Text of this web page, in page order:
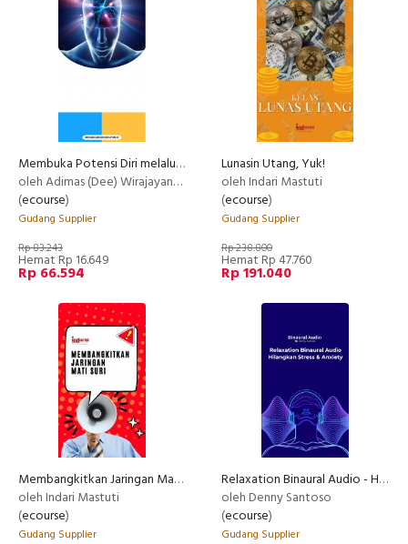
Membuka Potensi Diri melalui Kelenjar Pineal
oleh Adimas (Dee) Wirajayanagara (Lesmana)
(ecourse)
Gudang Supplier
Rp 83.243
Hemat Rp 16.649
Rp 66.594
Lunasin Utang, Yuk!
oleh Indari Mastuti
(ecourse)
Gudang Supplier
Rp 238.800
Hemat Rp 47.760
Rp 191.040
Membangkitkan Jaringan Mati Suri
oleh Indari Mastuti
(ecourse)
Gudang Supplier
Relaxation Binaural Audio - Hilangkan Stress & Anxiety
oleh Denny Santoso
(ecourse)
Gudang Supplier